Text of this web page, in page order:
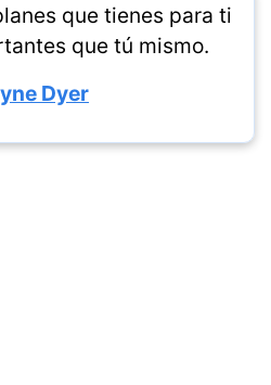
que tienes para ti
que tú mismo.
Dyer